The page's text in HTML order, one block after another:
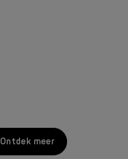
Ontdek meer